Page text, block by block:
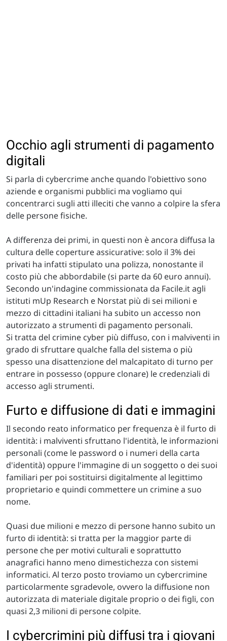
Occhio agli strumenti di pagamento
digitali
Si parla di cybercrime anche quando l'obiettivo sono
aziende e organismi pubblici ma vogliamo qui
concentrarci sugli atti illeciti che vanno a colpire la sfera
delle persone fisiche.
A differenza dei primi, in questi non è ancora diffusa la
cultura delle coperture assicurative: solo il 3% dei
privati ha infatti stipulato una polizza, nonostante il
costo più che abbordabile (si parte da 60 euro annui).
Secondo un'indagine commissionata da Facile.it agli
istituti mUp Research e Norstat più di sei milioni e
mezzo di cittadini italiani ha subito un accesso non
autorizzato a strumenti di pagamento personali.
Si tratta del crimine cyber più diffuso, con i malviventi in
grado di sfruttare qualche falla del sistema o più
spesso una disattenzione del malcapitato di turno per
entrare in possesso (oppure clonare) le credenziali di
accesso agli strumenti.
Furto e diffusione di dati e immagini
Il secondo reato informatico per frequenza è il furto di
identità: i malviventi sfruttano l'identità, le informazioni
personali (come le password o i numeri della carta
d'identità) oppure l'immagine di un soggetto o dei suoi
familiari per poi sostituirsi digitalmente al legittimo
proprietario e quindi commettere un crimine a suo
nome.
Quasi due milioni e mezzo di persone hanno subito un
furto di identità: si tratta per la maggior parte di
persone che per motivi culturali e soprattutto
anagrafici hanno meno dimestichezza con sistemi
informatici. Al terzo posto troviamo un cybercrimine
particolarmente sgradevole, ovvero la diffusione non
autorizzata di materiale digitale proprio o dei figli, con
quasi 2,3 milioni di persone colpite.
I cybercrimini più diffusi tra i giovani